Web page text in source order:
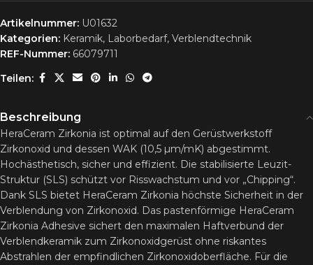
Artikelnummer: U01632
Kategorien: Keramik, Laborbedarf, Verblendtechnik
REF-Nummer: 66079711
Teilen:
Beschreibung
HeraCeram Zirkonia ist optimal auf den Gerüstwerkstoff
Zirkonoxid und dessen WAK (10,5 µm/mK) abgestimmt.
Hochästhetisch, sicher und effizient. Die stabilisierte Leuzit-
Struktur (SLS) schützt vor Risswachstum und vor „Chipping“.
Dank SLS bietet HeraCeram Zirkonia höchste Sicherheit in der
Verblendung von Zirkonoxid. Das pastenförmige HeraCeram
Zirkonia Adhesive sichert den maximalen Haftverbund der
Verblendkeramik zum Zirkonoxidgerüst ohne riskantes
Abstrahlen der empfindlichen Zirkonoxidoberfläche. Für die